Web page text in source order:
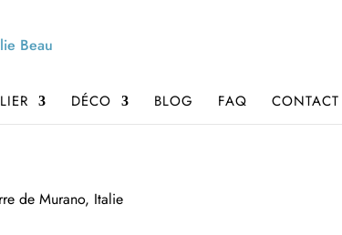
DÉCO BLOG FAQ CONTACT
de Murano, Italie